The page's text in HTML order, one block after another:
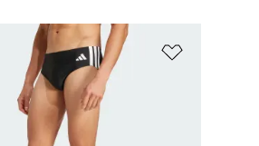
de deseos